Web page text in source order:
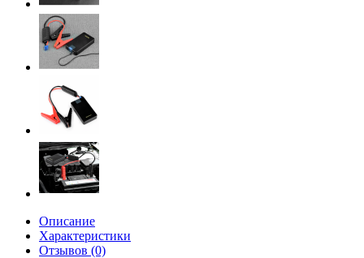
Описание
Характеристики
Отзывов (0)